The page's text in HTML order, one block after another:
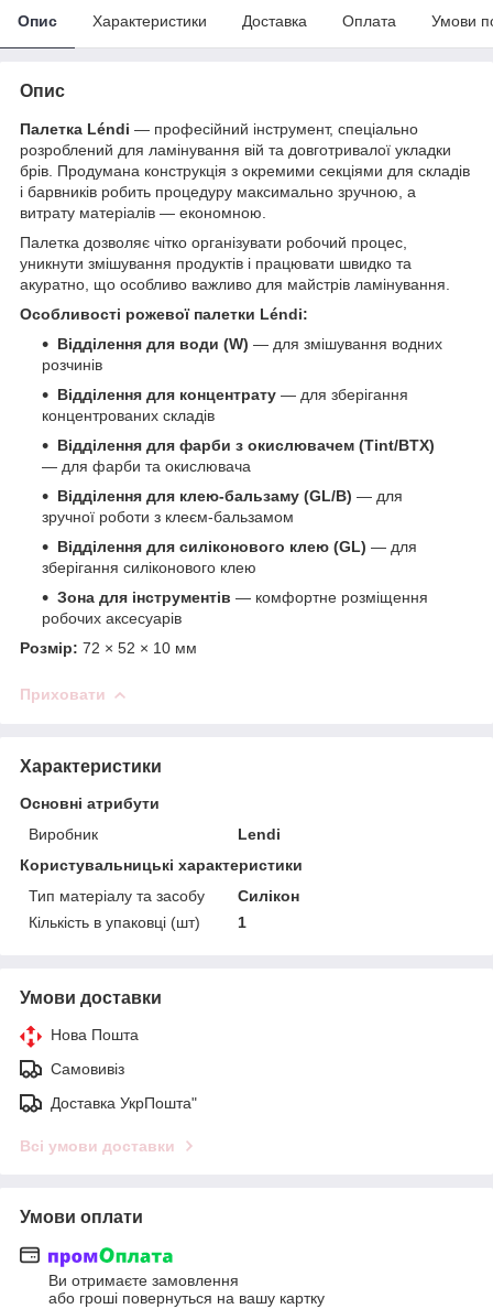
Опис Характеристики Доставка Оплата Умови
Опис
Палетка Léndi — професійний інструмент, спеціально
розроблений для ламінування вій та довготривалої укладки
брів. Продумана конструкція з окремими секціями для складів
і барвників робить процедуру максимально зручною, а
витрату матеріалів — економною.
Палетка дозволяє чітко організувати робочий процес,
уникнути змішування продуктів і працювати швидко та
акуратно, що особливо важливо для майстрів ламінування.
Особливості рожевої палетки Léndi:
Відділення для води (W) — для змішування водних
розчинів
Відділення для концентрату — для зберігання
концентрованих складів
Відділення для фарби з окислювачем (Tint/BTX)
— для фарби та окислювача
Відділення для клею-бальзаму (GL/B) — для
зручної роботи з клеєм-бальзамом
Відділення для силіконового клею (GL) — для
зберігання силіконового клею
Зона для інструментів — комфортне розміщення
робочих аксесуарів
Розмір: 72 × 52 × 10 мм
Приховати
Характеристики
Основні атрибути
Виробник
Lendi
Користувальницькі характеристики
Тип матеріалу та засобу
Силікон
Кількість в упаковці (шт)
1
Умови доставки
Нова Пошта
Самовивіз
Доставка УкрПошта"
Всі умови доставки
Умови оплати
Ви отримаєте замовлення
або гроші повернуться на вашу картку